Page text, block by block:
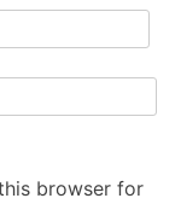
browser for